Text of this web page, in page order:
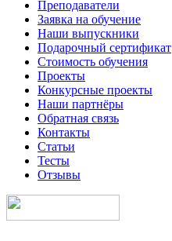
Преподаватели
Заявка на обучение
Наши выпускники
Подарочный сертификат
Стоимость обучения
Проекты
Конкурсные проекты
Наши партнёры
Обратная связь
Контакты
Статьи
Тесты
Отзывы